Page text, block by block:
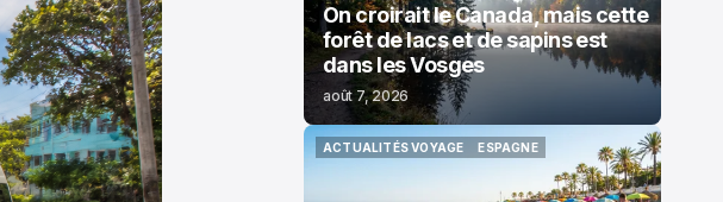
On croirait le Canada, mais cette
forêt de lacs et de sapins est
dans les Vosges
août 7, 2026
ACTUALITÉS VOYAGE
ESPAGNE